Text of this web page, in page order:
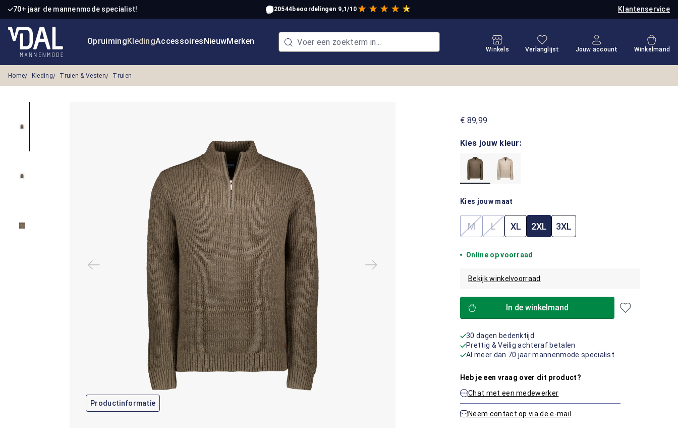
de hoofdinhoud
Ga naar de zoekopdracht
Ga naar de hoofdnavigatie
70+ jaar de mannenmode specialist! Klantenservice
20544beoordelingen 9,1/10
OpruimingKledingAccessoiresNieuwMerken
Winkels
Je hebt 0 items op je verlanglijstje
Verlanglijst Jouw account Winkelmand
Home Kleding Truien & Vesten Truien
Productinformatie
€ 89,99
Kies jouw kleur:
Kies jouw maat
M(Deze optie is momenteel niet beschikbaar.)
L(Deze optie is momenteel niet beschikbaar.)
XL 2XL 3XL
Online op voorraad
Bekijk winkelvoorraad
In de winkelmand
30 dagen bedenktijd
Prettig & Veilig achteraf betalen
Al meer dan 70 jaar mannenmode specialist
Heb je een vraag over dit product?
Chat met een medewerker
Neem contact op via de e-mail